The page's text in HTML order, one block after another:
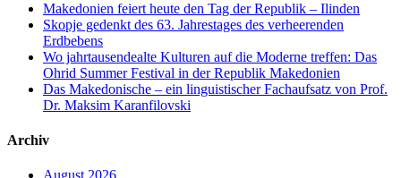
Makedonien feiert heute den Tag der Republik – Ilinden
Skopje gedenkt des 63. Jahrestages des verheerenden
Erdbebens
Wo jahrtausendealte Kulturen auf die Moderne treffen: Das
Ohrid Summer Festival in der Republik Makedonien
Das Makedonische – ein linguistischer Fachaufsatz von Prof.
Dr. Maksim Karanfilovski
Archiv